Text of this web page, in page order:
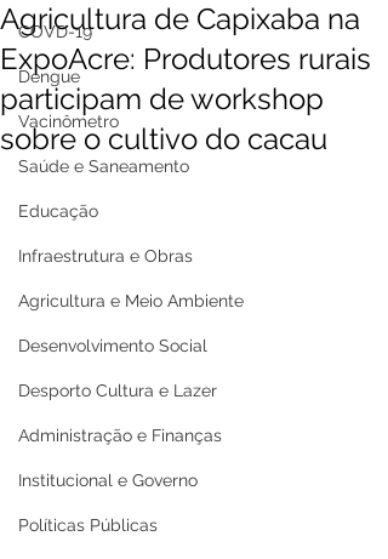
COVD-19
Dengue
Vacinômetro
Saúde e Saneamento
Educação
Infraestrutura e Obras
Agricultura e Meio Ambiente
Desenvolvimento Social
Desporto Cultura e Lazer
Administração e Finanças
Institucional e Governo
Políticas Públicas
Agricultura de Capixaba na
ExpoAcre: Produtores rurais
participam de workshop
sobre o cultivo do cacau